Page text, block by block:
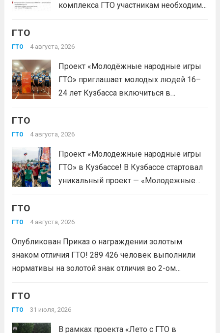
комплекса ГТО участникам необходимо
выбери своё муниципальное
приходи на площадку. Возьми
документ, удостоверяющий личность,
удобную спортивную форму и воду. На
ГТО
ГТО 4 августа, 2026
Проект «Молодёжные народные игры
ГТО» приглашает молодых людей 16–
24 лет Кузбасса включиться в
муниципальных и регионального
нормативы комплекса ГТО сочетаются
с народными играми, силовыми шоу и
инновационными надувными
ГТО
ГТО 4 августа, 2026
Проект «Молодежные народные игры
ГТО» в Кузбассе! В Кузбассе стартовал
уникальный проект — «Молодежные
молодежных проектов среди
1сезон»! Проект направлен на
популяризацию Всероссийского
физкультурно-спортивного комплекса
ГТО
ГТО 4 августа, 2026
Опубликован Приказ о награждении золотым
знаком отличия ГТО! 289 426 человек выполнили
нормативы на золотой знак отличия во 2-ом
млн человек по всей стране проверили свои силы в
испытаниях ГТО. Приказ...
ГТО
ГТО 31 июля, 2026
В рамках проекта «Лето с ГТО в